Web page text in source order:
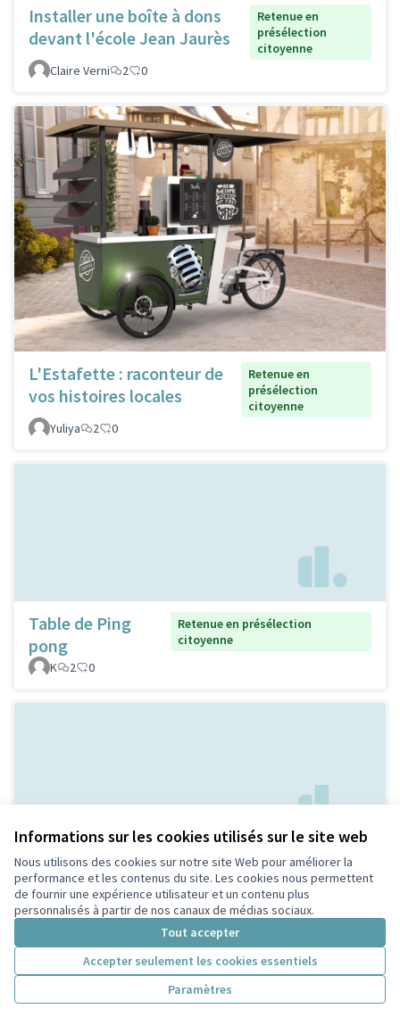
Informations sur les cookies utilisés sur le site web
Nous utilisons des cookies sur notre site Web pour améliorer la
performance et les contenus du site. Les cookies nous permettent
de fournir une expérience utilisateur et un contenu plus
personnalisés à partir de nos canaux de médias sociaux.
Tout accepter
Accepter seulement les cookies essentiels
Paramètres
Installer une boîte à dons
devant l'école Jean Jaurès
Retenue en
présélection
citoyenne
Claire Verni
2 0
L'Estafette : raconteur de
vos histoires locales
Retenue en
présélection
citoyenne
Yuliya
2 0
Table de Ping
pong
Retenue en présélection
citoyenne
K
2 0
Communication,
sensibilisation et éducation
du chien en ville
Non retenue en
présélection
citoyenne
Collectif_LaTruffeAuVent 12 0